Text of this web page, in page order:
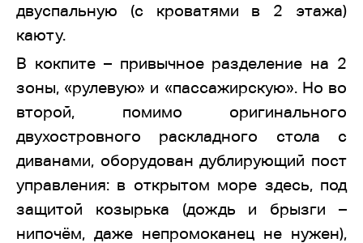
двуспальную (с кроватями в 2 этажа)
каюту.
В кокпите – привычное разделение на 2
зоны, «рулевую» и «пассажирскую». Но во
второй, помимо оригинального
двухостровного раскладного стола с
диванами, оборудован дублирующий пост
управления: в открытом море здесь, под
защитой козырька (дождь и брызги –
нипочём, даже непромоканец не нужен),